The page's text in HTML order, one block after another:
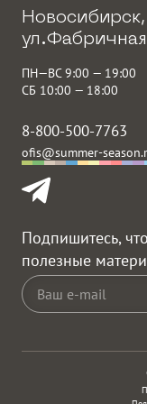
Новосибирск,
ПН—ВС 9:00 — 19:00
СБ 10:00 — 18:00
8-800-500-7763
ofis@summer-
Подпишитесь,
полезные